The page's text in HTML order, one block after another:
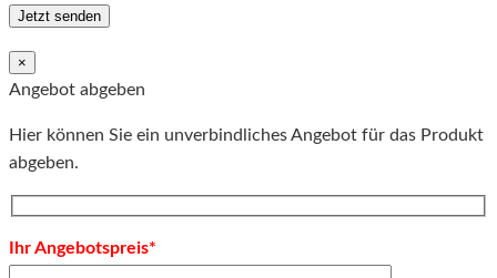
×
Angebot abgeben
Hier können Sie ein unverbindliches Angebot für das Produkt
abgeben.
Ihr Angebotspreis*